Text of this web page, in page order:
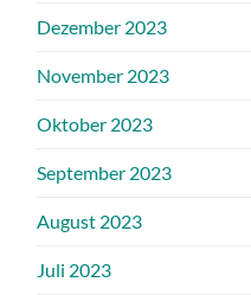
Dezember 2023
November 2023
Oktober 2023
September 2023
August 2023
Juli 2023